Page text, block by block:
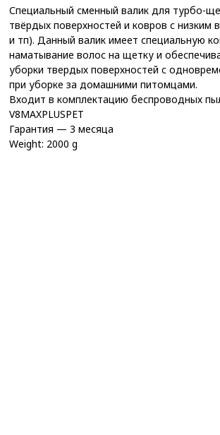
Специальный сменный валик для турбо-
твёрдых поверхностей и ковров с низким
и тп). Данный валик имеет специальную
наматывание волос на щетку и
уборки твердых поверхностей с
при уборке за домашними питомцами.
Входит в комплектацию беспроводных
V8MAXPLUSPET
Гарантия — 3 месяца
Weight: 2000 g